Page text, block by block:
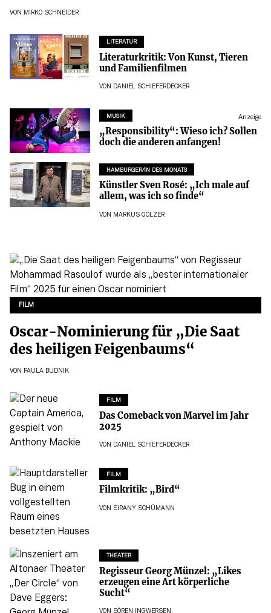
VON MIRKO SCHNEIDER
LITERATUR
Literaturkritik: Von Kunst, Tieren
und Familienfilmen
VON DANIEL SCHIEFERDECKER
MUSIK Anzeige
„Responsibility“: Wieso ich? Sollen
doch die anderen anfangen!
HAMBURGER/IN DES MONATS
Künstler Sven Rosé: „Ich male auf
allem, was ich so finde“
VON MARKUS GÖLZER
FILM
Oscar-Nominierung für „Die Saat
des heiligen Feigenbaums“
VON PAULA BUDNIK
FILM
Das Comeback von Marvel im Jahr
2025
VON DANIEL SCHIEFERDECKER
FILM
Filmkritik: „Bird“
VON SIRANY SCHÜMANN
THEATER
Regisseur Georg Münzel: „Likes
erzeugen eine Art körperliche
Sucht“
VON SÖREN INGWERSEN